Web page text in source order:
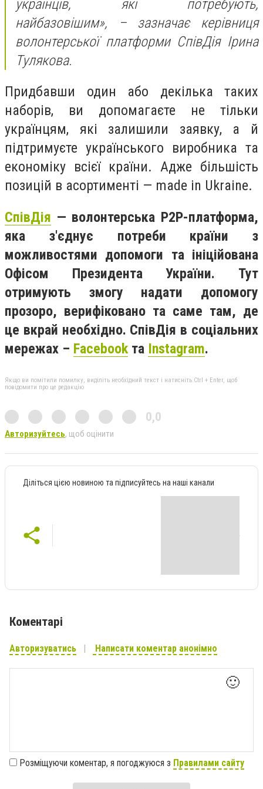
українців, які потребують,
найбазовішим», – зазначає керівниця
волонтерської платформи СпівДія Ірина
Тулякова.
Придбавши один або декілька таких
наборів, ви допомагаєте не тільки
українцям, які залишили заявку, а й
підтримуєте українського виробника та
економіку всієї країни. Адже більшість
позицій в асортименті — made in Ukraine.
СпівДія — волонтерська P2P-платформа,
яка з'єднує потреби країни з
можливостями допомоги та ініційована
Офісом Президента України. Тут
отримують змогу надати допомогу
прозоро, верифіковано та саме там, де
це вкрай необхідно. СпівДія в соціальних
мережах – Facebook та Instagram.
Якщо ви помітили помилку, виділіть необхідний текст і натисніть Ctrl + Enter, щоб
повідомити про це редакцію
0,0
Авторизуйтесь, щоб оцінити
Діліться цією новиною та підписуйтесь на наші канали
Коментарі
Авторизуватись Написати коментар анонімно
🙂
Розміщуючи коментар, я погоджуюся з Правилами сайту